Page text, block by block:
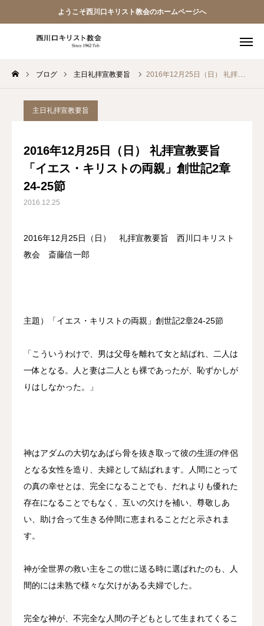
ようこそ西川口キリスト教会のホームページへ
ブログ 主日礼拝宣教要旨 2016年12月25日（日） 礼拝宣教要旨「イエス・キリストの両親」創世記2章24-25節
主日礼拝宣教要旨
2016年12月25日（日） 礼拝宣教要旨
「イエス・キリストの両親」創世記2章
24-25節
2016.12.25
2016年12月25日（日） 礼拝宣教要旨 西川口キリスト
教会 斎藤信一郎
主題）「イエス・キリストの両親」創世記2章24-25節
「こういうわけで、男は父母を離れて女と結ばれ、二人は
一体となる。人と妻は二人とも裸であったが、恥ずかしが
りはしなかった。」
神はアダムの大切なあばら骨を抜き取って彼の生涯の伴侶
となる女性を造り、夫婦として結ばれます。人間にとって
の真の幸せとは、完全になることでも、だれよりも優れた
存在になることでもなく、互いの欠けを補い、尊敬しあ
い、助け合って生きる仲間に恵まれることだと示されま
す。
神が全世界の救い主をこの世に送る時に選ばれたのも、人
間的には未熟で様々な欠けがある夫婦でした。
完全な神が、不完全な人間の子どもとして生まれてくるこ
教会員ページ
ようこそ桜並木の教会へ
西川口キリスト教会 信仰告白
案内･地図